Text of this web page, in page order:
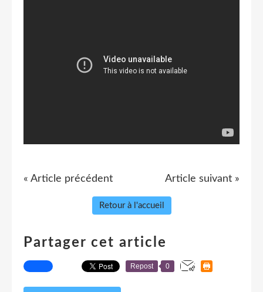
« Article précédent Article suivant »
Retour à l'accueil
Partager cet article
Repost 0